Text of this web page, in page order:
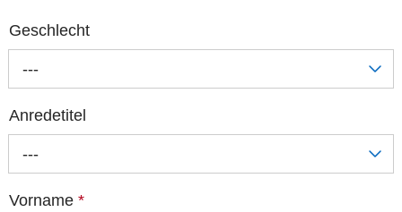
Geschlecht
---
Anredetitel
---
Vorname *